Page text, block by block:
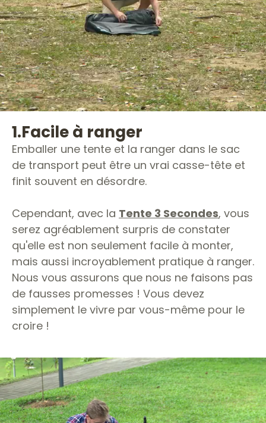
1.Facile à ranger
Emballer une tente et la ranger dans le sac
de transport peut être un vrai casse-tête et
finit souvent en désordre.
Cependant, avec la Tente 3 Secondes, vous
serez agréablement surpris de constater
qu'elle est non seulement facile à monter,
mais aussi incroyablement pratique à ranger.
Nous vous assurons que nous ne faisons pas
de fausses promesses ! Vous devez
simplement le vivre par vous-même pour le
croire !